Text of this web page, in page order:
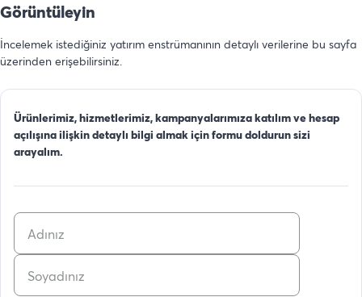
Görüntüleyin
İncelemek istediğiniz yatırım enstrümanının detaylı verilerine bu sayfa
üzerinden erişebilirsiniz.
Ürünlerimiz, hizmetlerimiz, kampanyalarımıza katılım ve hesap
açılışına ilişkin detaylı bilgi almak için formu doldurun sizi
arayalım.